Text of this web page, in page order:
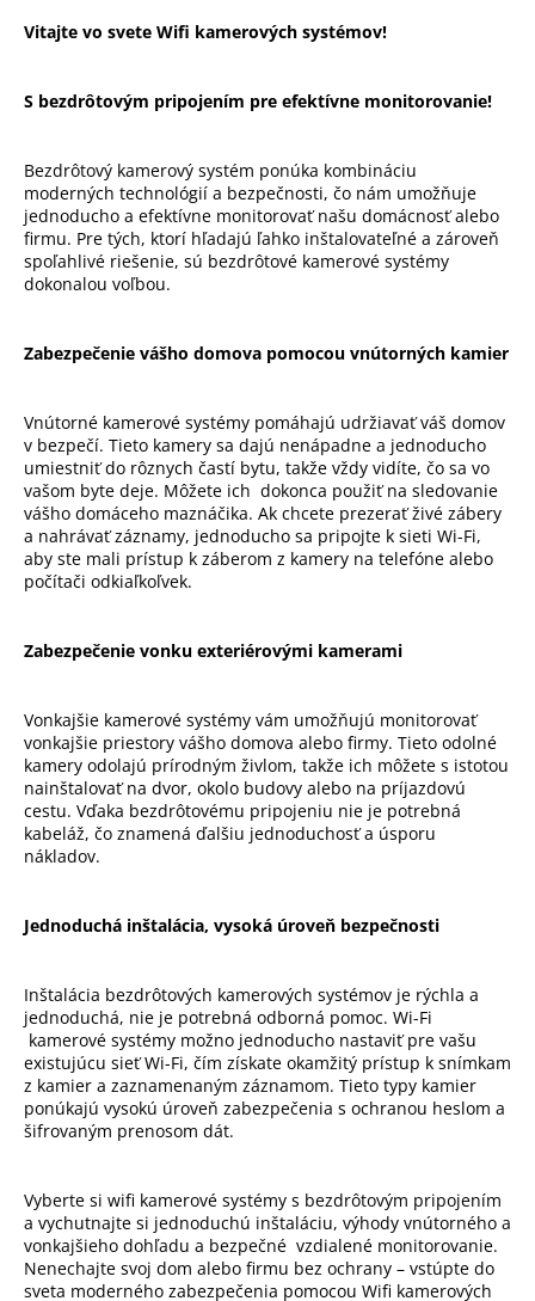
l
d
a
i
e
p
r
v
v
i
s
u
Vitajte vo svete Wifi kamerových systémov!
S bezdrôtovým pripojením pre efektívne monitorovanie!
Bezdrôtový kamerový systém ponúka kombináciu
moderných technológií a bezpečnosti, čo nám umožňuje
jednoducho a efektívne monitorovať našu domácnosť alebo
firmu. Pre tých, ktorí hľadajú ľahko inštalovateľné a zároveň
spoľahlivé riešenie, sú bezdrôtové kamerové systémy
dokonalou voľbou.
Zabezpečenie vášho domova pomocou vnútorných kamier
Vnútorné kamerové systémy pomáhajú udržiavať váš domov
v bezpečí. Tieto kamery sa dajú nenápadne a jednoducho
umiestniť do rôznych častí bytu, takže vždy vidíte, čo sa vo
vašom byte deje. Môžete ich dokonca použiť na sledovanie
vášho domáceho maznáčika. Ak chcete prezerať živé zábery
a nahrávať záznamy, jednoducho sa pripojte k sieti Wi-Fi,
aby ste mali prístup k záberom z kamery na telefóne alebo
počítači odkiaľkoľvek.
Zabezpečenie vonku exteriérovými kamerami
Vonkajšie kamerové systémy vám umožňujú monitorovať
vonkajšie priestory vášho domova alebo firmy. Tieto odolné
kamery odolajú prírodným živlom, takže ich môžete s istotou
nainštalovať na dvor, okolo budovy alebo na príjazdovú
cestu. Vďaka bezdrôtovému pripojeniu nie je potrebná
kabeláž, čo znamená ďalšiu jednoduchosť a úsporu
nákladov.
Jednoduchá inštalácia, vysoká úroveň bezpečnosti
Inštalácia bezdrôtových kamerových systémov je rýchla a
jednoduchá, nie je potrebná odborná pomoc. Wi-Fi
kamerové systémy možno jednoducho nastaviť pre vašu
existujúcu sieť Wi-Fi, čím získate okamžitý prístup k snímkam
z kamier a zaznamenaným záznamom. Tieto typy kamier
ponúkajú vysokú úroveň zabezpečenia s ochranou heslom a
šifrovaným prenosom dát.
Vyberte si wifi kamerové systémy s bezdrôtovým pripojením
a vychutnajte si jednoduchú inštaláciu, výhody vnútorného a
vonkajšieho dohľadu a bezpečné vzdialené monitorovanie.
Nenechajte svoj dom alebo firmu bez ochrany – vstúpte do
sveta moderného zabezpečenia pomocou Wifi kamerových